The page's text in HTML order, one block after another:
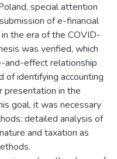
special attention
of e-financial
the era of the COVID-
was verified, which
and-effect relationship
identifying accounting
presentation in the
goal, it was necessary
detailed analysis of
and taxation as